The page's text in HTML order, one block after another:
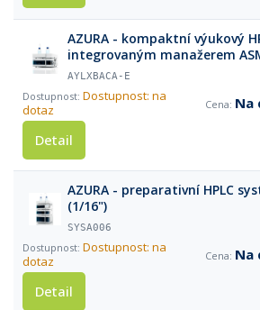
AZURA - kompaktní výukový
AYLXBACA-E
Dostupnost: na
dotaz
Na
Detail
AZURA - preparativní HPLC
(1/16")
SYSA006
Dostupnost: na
dotaz
Na
Detail